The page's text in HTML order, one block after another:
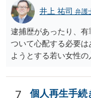
井上 祐司 弁護
逮捕歴があったり、
ついて心配する必要
ようとする若い女性
に渡米歴がある場合
中に矛盾があると入
7 個人再生手続